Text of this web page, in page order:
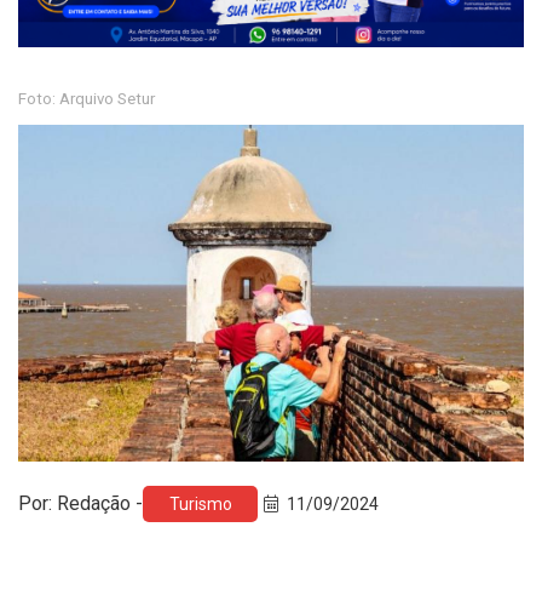
Foto: Arquivo Setur
Por: Redação - Turismo 11/09/2024